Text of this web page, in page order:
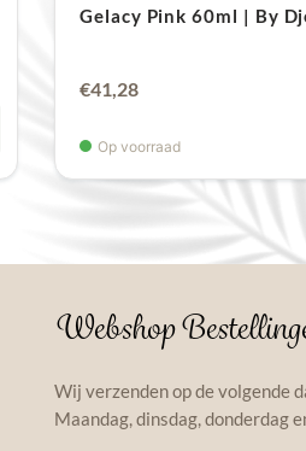
4. Perfect voor
is het
verlengingen met tips
product verschillende
assortiment
5. Uitharden onder
Tot slothardt Gelacy
Hierdoorhoud je
Hoe
Stap 1 –
Gelacy Pink 60ml | By
€41,28
Op voorraad
Webshop
Wij verzenden op de volgende
Maandag, dinsdag, donderdag